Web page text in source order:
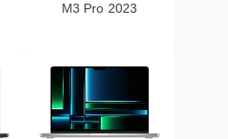
M3 Pro 2023